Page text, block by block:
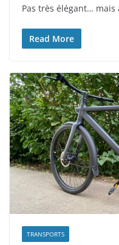
Pas très élégant… mais
Read More
TRANSPORTS